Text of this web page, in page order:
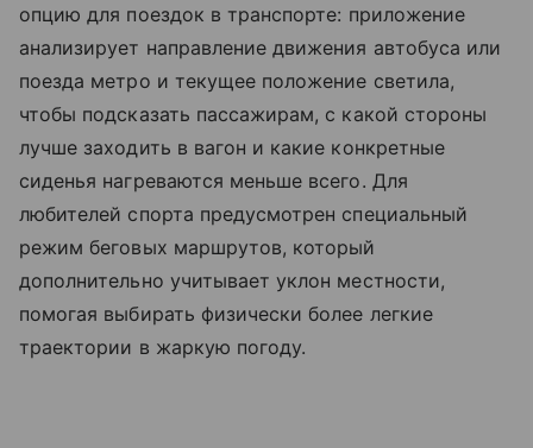
опцию для поездок в транспорте: приложение
анализирует направление движения автобуса или
поезда метро и текущее положение светила,
чтобы подсказать пассажирам, с какой стороны
лучше заходить в вагон и какие конкретные
сиденья нагреваются меньше всего. Для
любителей спорта предусмотрен специальный
режим беговых маршрутов, который
дополнительно учитывает уклон местности,
помогая выбирать физически более легкие
траектории в жаркую погоду.